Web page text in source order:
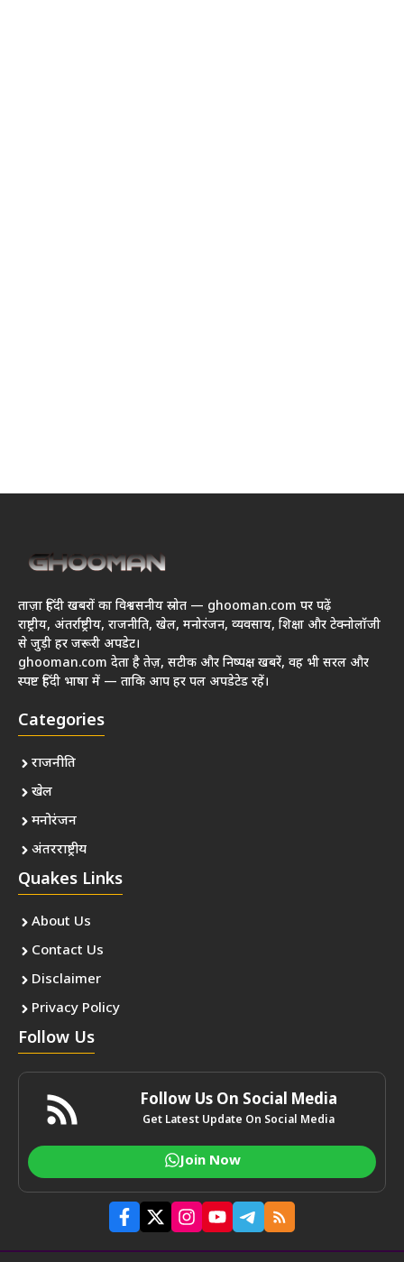
ताज़ा हिंदी खबरों का विश्वसनीय स्रोत — ghooman.com पर पढ़ें
राष्ट्रीय, अंतर्राष्ट्रीय, राजनीति, खेल, मनोरंजन, व्यवसाय, शिक्षा और टेक्नोलॉजी
से जुड़ी हर जरूरी अपडेट।
ghooman.com देता है तेज़, सटीक और निष्पक्ष खबरें, वह भी सरल और
स्पष्ट हिंदी भाषा में — ताकि आप हर पल अपडेटेड रहें।
Categories
राजनीति
खेल
मनोरंजन
अंतरराष्ट्रीय
Quakes Links
About Us
Contact Us
Disclaimer
Privacy Policy
Follow Us
Follow Us On Social Media
Get Latest Update On Social Media
Join Now